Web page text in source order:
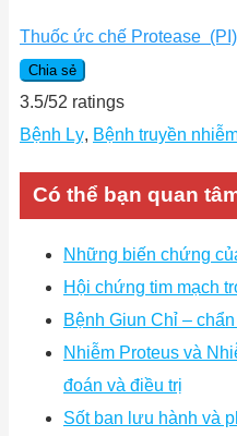
Thuốc ức chế Protease
Chia sẻ
3.5/52 ratings
Bệnh Lỵ, Bệnh truyền
Có thể bạn quan
Những biến chứng
Hội chứng tim mạch
Bệnh Giun Chỉ –
Nhiễm Proteus và
đoán và điều trị
Sốt ban lưu hành và